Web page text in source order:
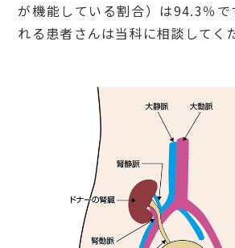
が機能している割合）は94.3％で
れる患者さんは当科に相談してく